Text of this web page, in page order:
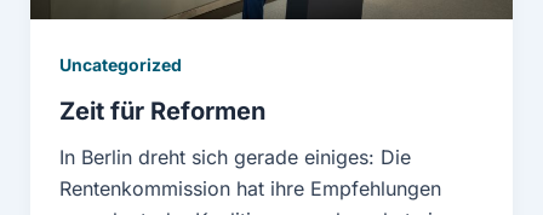
Uncategorized
Zeit für Reformen
In Berlin dreht sich gerade einiges: Die
Rentenkommission hat ihre Empfehlungen